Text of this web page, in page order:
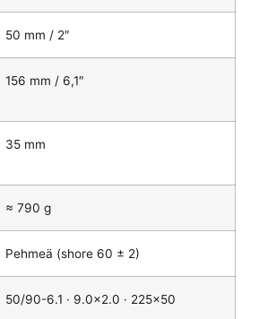
50 mm / 2″
156 mm / 6,1″
35 mm
≈ 790 g
Pehmeä (shore 60 ± 2)
50/90-6.1 · 9.0×2.0 · 225×50